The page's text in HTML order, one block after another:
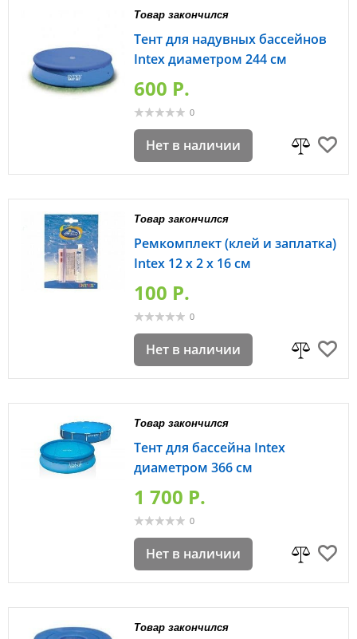
Товар закончился
Тент для надувных бассейнов
Intex диаметром 244 см
600 P.
0
Нет в наличии
Товар закончился
Ремкомплект (клей и заплатка)
Intex 12 x 2 x 16 см
100 P.
0
Нет в наличии
Товар закончился
Тент для бассейна Intex
диаметром 366 см
1 700 P.
0
Нет в наличии
Товар закончился